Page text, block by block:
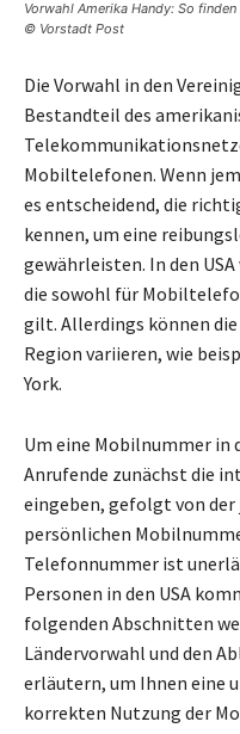
Vorwahl Amerika Handy: So
© Vorstadt Post
Die Vorwahl in den
Bestandteil des
Mobiltelefonen. Wenn
es entscheidend, die
kennen, um eine
gewährleisten. In den
die sowohl für
gilt. Allerdings können
Region variieren, wie
York.
Um eine Mobilnummer in
Anrufende zunächst die
eingeben, gefolgt von
persönlichen
Telefonnummer ist
Personen in den USA
folgenden Abschnitten
Ländervorwahl und den
erläutern, um Ihnen eine
korrekten Nutzung der